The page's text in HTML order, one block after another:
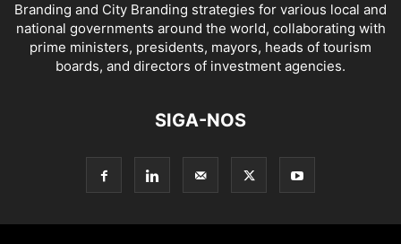
Branding and City Branding strategies for various local and
national governments around the world, collaborating with
prime ministers, presidents, mayors, heads of tourism
boards, and directors of investment agencies.
SIGA-NOS